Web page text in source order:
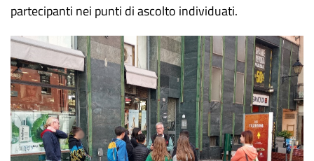
partecipanti nei punti di ascolto individuati.